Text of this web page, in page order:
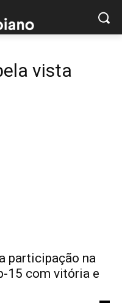
vista
participação na
15 com vitória e